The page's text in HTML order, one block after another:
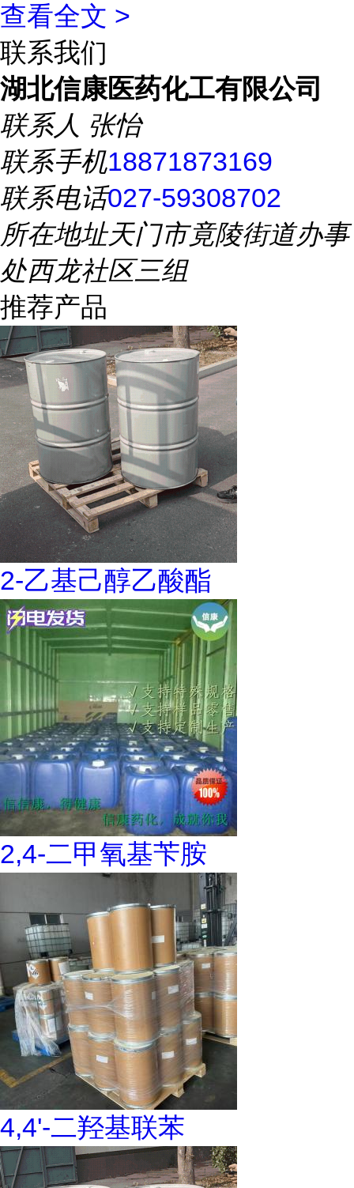
查看全文 >
联系我们
湖北信康医药化工有限公司
联系人 张怡
联系手机18871873169
联系电话027-59308702
所在地址天门市竟陵街道办事
处西龙社区三组
推荐产品
2-乙基己醇乙酸酯
2,4-二甲氧基苄胺
4,4'-二羟基联苯